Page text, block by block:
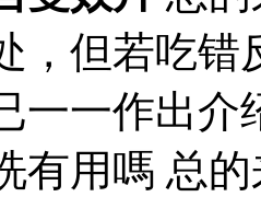
，但若吃错
一一作出介
有用嗎 总